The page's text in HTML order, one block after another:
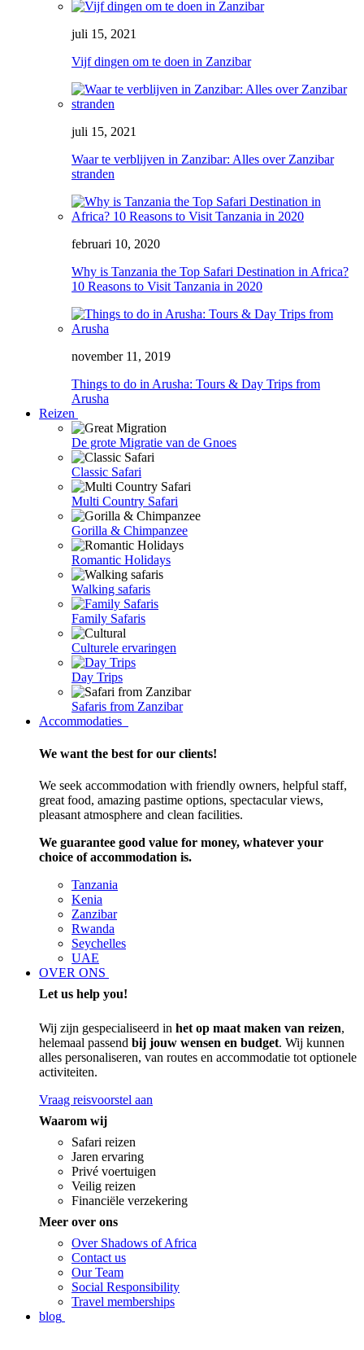
juli 15, 2021
Vijf dingen om te doen in Zanzibar
juli 15, 2021
Waar te verblijven in Zanzibar: Alles over Zanzibar
stranden
februari 10, 2020
Why is Tanzania the Top Safari Destination in Africa?
10 Reasons to Visit Tanzania in 2020
november 11, 2019
Things to do in Arusha: Tours & Day Trips from
Arusha
Reizen
De grote Migratie van de Gnoes
Classic Safari
Multi Country Safari
Gorilla & Chimpanzee
Romantic Holidays
Walking safaris
Family Safaris
Culturele ervaringen
Day Trips
Safaris from Zanzibar
Accommodaties
We want the best for our clients!
We seek accommodation with friendly owners, helpful staff,
great food, amazing pastime options, spectacular views,
pleasant atmosphere and clean facilities.
We guarantee good value for money, whatever your
choice of accommodation is.
Tanzania
Kenia
Zanzibar
Rwanda
Seychelles
UAE
OVER ONS
Let us help you!
Wij zijn gespecialiseerd in het op maat maken van reizen,
helemaal passend bij jouw wensen en budget. Wij kunnen
alles personaliseren, van routes en accommodatie tot optionele
activiteiten.
Vraag reisvoorstel aan
Waarom wij
Safari reizen
Jaren ervaring
Privé voertuigen
Veilig reizen
Financiële verzekering
Meer over ons
Over Shadows of Africa
Contact us
Our Team
Social Responsibility
Travel memberships
blog